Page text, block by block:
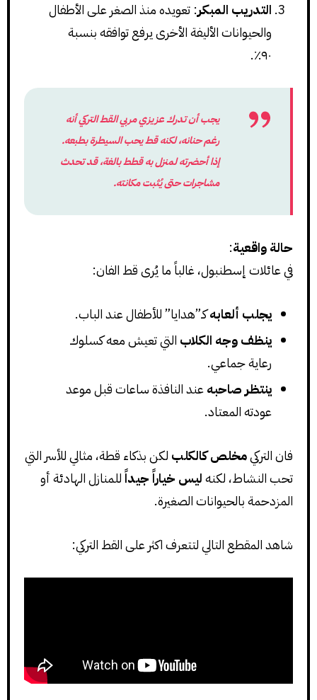
التدريب المبكر: تعويده منذ الصغر على الأطفال
والحيوانات الأليفة الأخرى يرفع توافقه بنسبة
٩٠٪.
يجب أن تدرك عزيزي مربي القط التركي أنه
رغم حنانه، لكنه قطيحب السيطرةبطبعه.
إذا أحضرته لمنزل به قطط بالغة، قد تحدث
مشاجرات حتى يُثبت مكانته.
حالة واقعية:
في عائلات إسطنبول، غالباً ما يُرى قط الفان:
يجلب ألعابهكـ”هدايا” للأطفال عند الباب.
ينظف وجه الكلاب التي تعيش معه كسلوك
رعاية جماعي.
ينتظر صاحبهعند النافذة ساعات قبل موعد
عودته المعتاد.
فان التركيمخلص كالكلب لكن بذكاء قطة، مثالي للأسر التي
تحب النشاط، لكنهليس خياراً جيداًللمنازل الهادئة أو
المزدحمة بالحيوانات الصغيرة.
شاهد المقطع التالي لتتعرف اكثر على القط التركي: